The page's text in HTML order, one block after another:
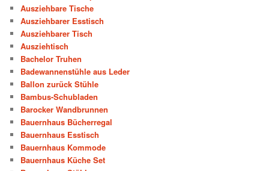
Ausziehbare Tische
Ausziehbarer Esstisch
Ausziehbarer Tisch
Ausziehtisch
Bachelor Truhen
Badewannenstühle aus Leder
Ballon zurück Stühle
Bambus-Schubladen
Barocker Wandbrunnen
Bauernhaus Bücherregal
Bauernhaus Esstisch
Bauernhaus Kommode
Bauernhaus Küche Set